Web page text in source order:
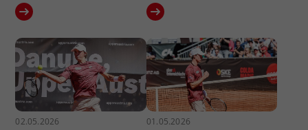
02.05.2026 01.05.2026